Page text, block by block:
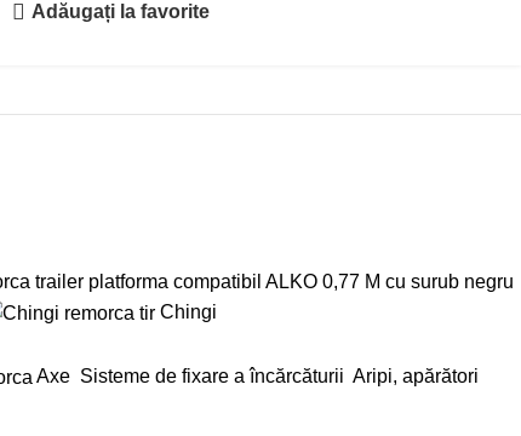
Adăugați la favorite
Chingi
Axe Sisteme de fixare a încărcăturii Aripi, apărători